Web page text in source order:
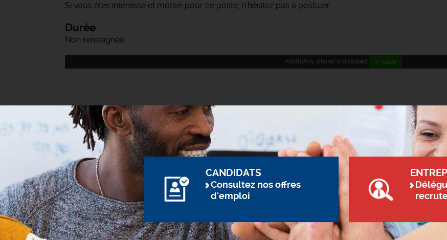
Si vous êtes intéressé et motivé pour ce poste, n'hésitez pas à postuler.
Durée
Non renseignée
AddToAny (share) is disabled. ✓ Allow
CANDIDATS
Consultez nos offres
d'emploi